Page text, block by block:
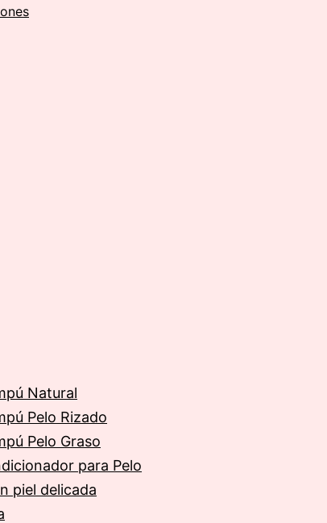
Natural
Pelo Rizado
Pelo Graso
para Pelo
piel delicada